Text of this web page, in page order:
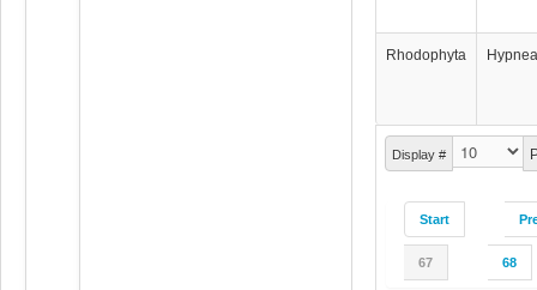
Display #
Start
67 68
Rhodophyta